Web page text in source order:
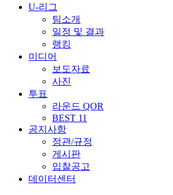
U-리그
팀소개
일정 및 결과
랭킹
미디어
보도자료
사진
투표
라운드 QOR
BEST 11
공지사항
정관/규정
게시판
입찰공고
데이터센터